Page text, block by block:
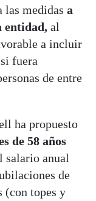
las medidas a
entidad, al
a incluir
fuera
de entre
ha propuesto
de 58 años
salario anual
de
(con topes y